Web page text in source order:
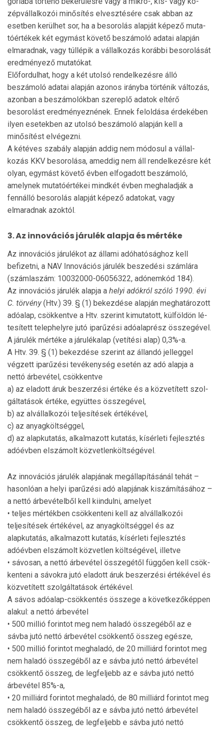
zépvállalkozói minősítés elvesztésére csak abban az
esetben kerülhet sor, ha a besorolás alapját képező muta­
tóértékek két egymást követő beszámoló adatai alapján
elmaradnak, vagy túllépik a vállalkozás korábbi besorolását
eredményező mutatókat.
Előfordulhat, hogy a két utolsó rendelkezésre álló
beszámoló adatai alapján azonos irányba történik változás,
azonban a beszámolókban szereplő adatok eltérő
besorolást eredményeznének. Ennek feloldása érdekében
ilyen esetekben az utolsó beszámoló alapján kell a
minősítést elvégezni.
A kétéves szabály alapján addig nem módosul a vállal­
kozás KKV besorolása, ameddig nem áll rendelkezésre két
olyan, egymást követő évben elfogadott beszámoló,
amelynek mu­tatóértékei mindkét évben meghaladják a
fennálló besorolás alapját képező adatokat, vagy
elmaradnak azoktól.
3. Az innovációs járulék alapja és mértéke
Az innovációs járulékot az állami adóhatósághoz kell
befizetni, a NAV Innovációs járulék beszedési számlára
(szám­laszám: 10032000-06056322, adónemkód 184).
Az innovációs járulék alapja a helyi adókról szóló 1990. évi
C. törvény(Htv.) 39. § (1) bekezdése alapján megha­tá­rozott
adóalap, csökkentve a Htv. szerint kimutatott, kül­föl­dön lé­
tesített telephelyre jutó iparűzési adóalaprész össze­gével.
A járulék mértéke a járulékalap (vetítési alap) 0,3%-a.
A Htv. 39. § (1) bekezdése szerint az állandó jelleggel
végzett iparűzési tevékenység esetén az adó alapja a
nettó árbevétel, csökkentve
a) az eladott áruk beszerzési értéke és a közvetített szol­
gáltatások értéke, együttes összegével,
b) az alvállalkozói teljesítések értékével,
c) az anyagköltséggel,
d) az alapkutatás, alkalmazott kutatás, kísérleti fejlesztés
adóévben elszámolt közvetlenköltségével.
Az innovációs járulék alapjának megállapításánál tehát –
hasonlóan a helyi iparűzési adó alapjának kiszámításához –
a nettó árbevételből kell kiindulni, amelyet
• teljes mértékben csökkenteni kell az alvállalkozói
teljesítések értékével, az anyagköltséggel és az
alapkutatás, alkalmazott kutatás, kísérleti fejlesztés
adóévben elszámolt közvetlen költségével, illetve
• sávosan, a nettó árbevétel összegétől függően kell csök­
kenteni a sávokra jutó eladott áruk beszerzési érté­kével és
közvetített szolgáltatások értékével.
A sávos adóalap-csökkentés összege a következőképpen
alakul: a nettó árbevétel
• 500 millió forintot meg nem haladó összegéből az e
sávba jutó nettó árbevétel csökkentő összeg egésze,
• 500 millió forintot meghaladó, de 20 milliárd forintot meg
nem haladó összegéből az e sávba jutó nettó árbevétel
csökkentő összeg, de legfeljebb az e sávba jutó nettó
árbevétel 85%-a,
• 20 milliárd forintot meghaladó, de 80 milliárd forintot meg
nem haladó összegéből az e sávba jutó nettó árbe­vétel
csökkentő összeg, de legfeljebb e sávba jutó net­tó